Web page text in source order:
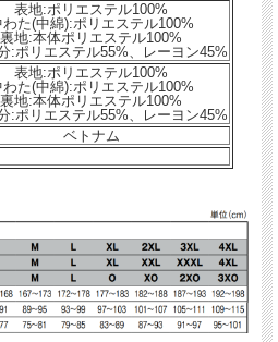
表地:ポリエステル100%
わた(中綿):ポリエステル100%
裏地:本体ポリエステル100%
:ポリエステル55%、レーヨン45%
表地:ポリエステル100%
わた(中綿):ポリエステル100%
裏地:本体ポリエステル100%
:ポリエステル55%、レーヨン45%
ベトナム